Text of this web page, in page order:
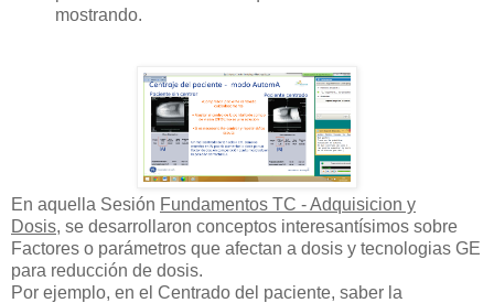
mostrando.
En aquella Sesión Fundamentos TC - Adquisicion y
Dosis, se desarrollaron conceptos interesantísimos sobre
Factores o parámetros que afectan a dosis y tecnologias GE
para reducción de dosis.
Por ejemplo, en el Centrado del paciente, saber la